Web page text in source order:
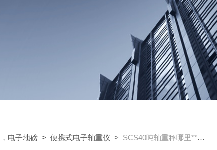
电子地磅 >便携式电子轴重仪 > SCS40吨轴重秤哪里**40吨轴重仪哪里*